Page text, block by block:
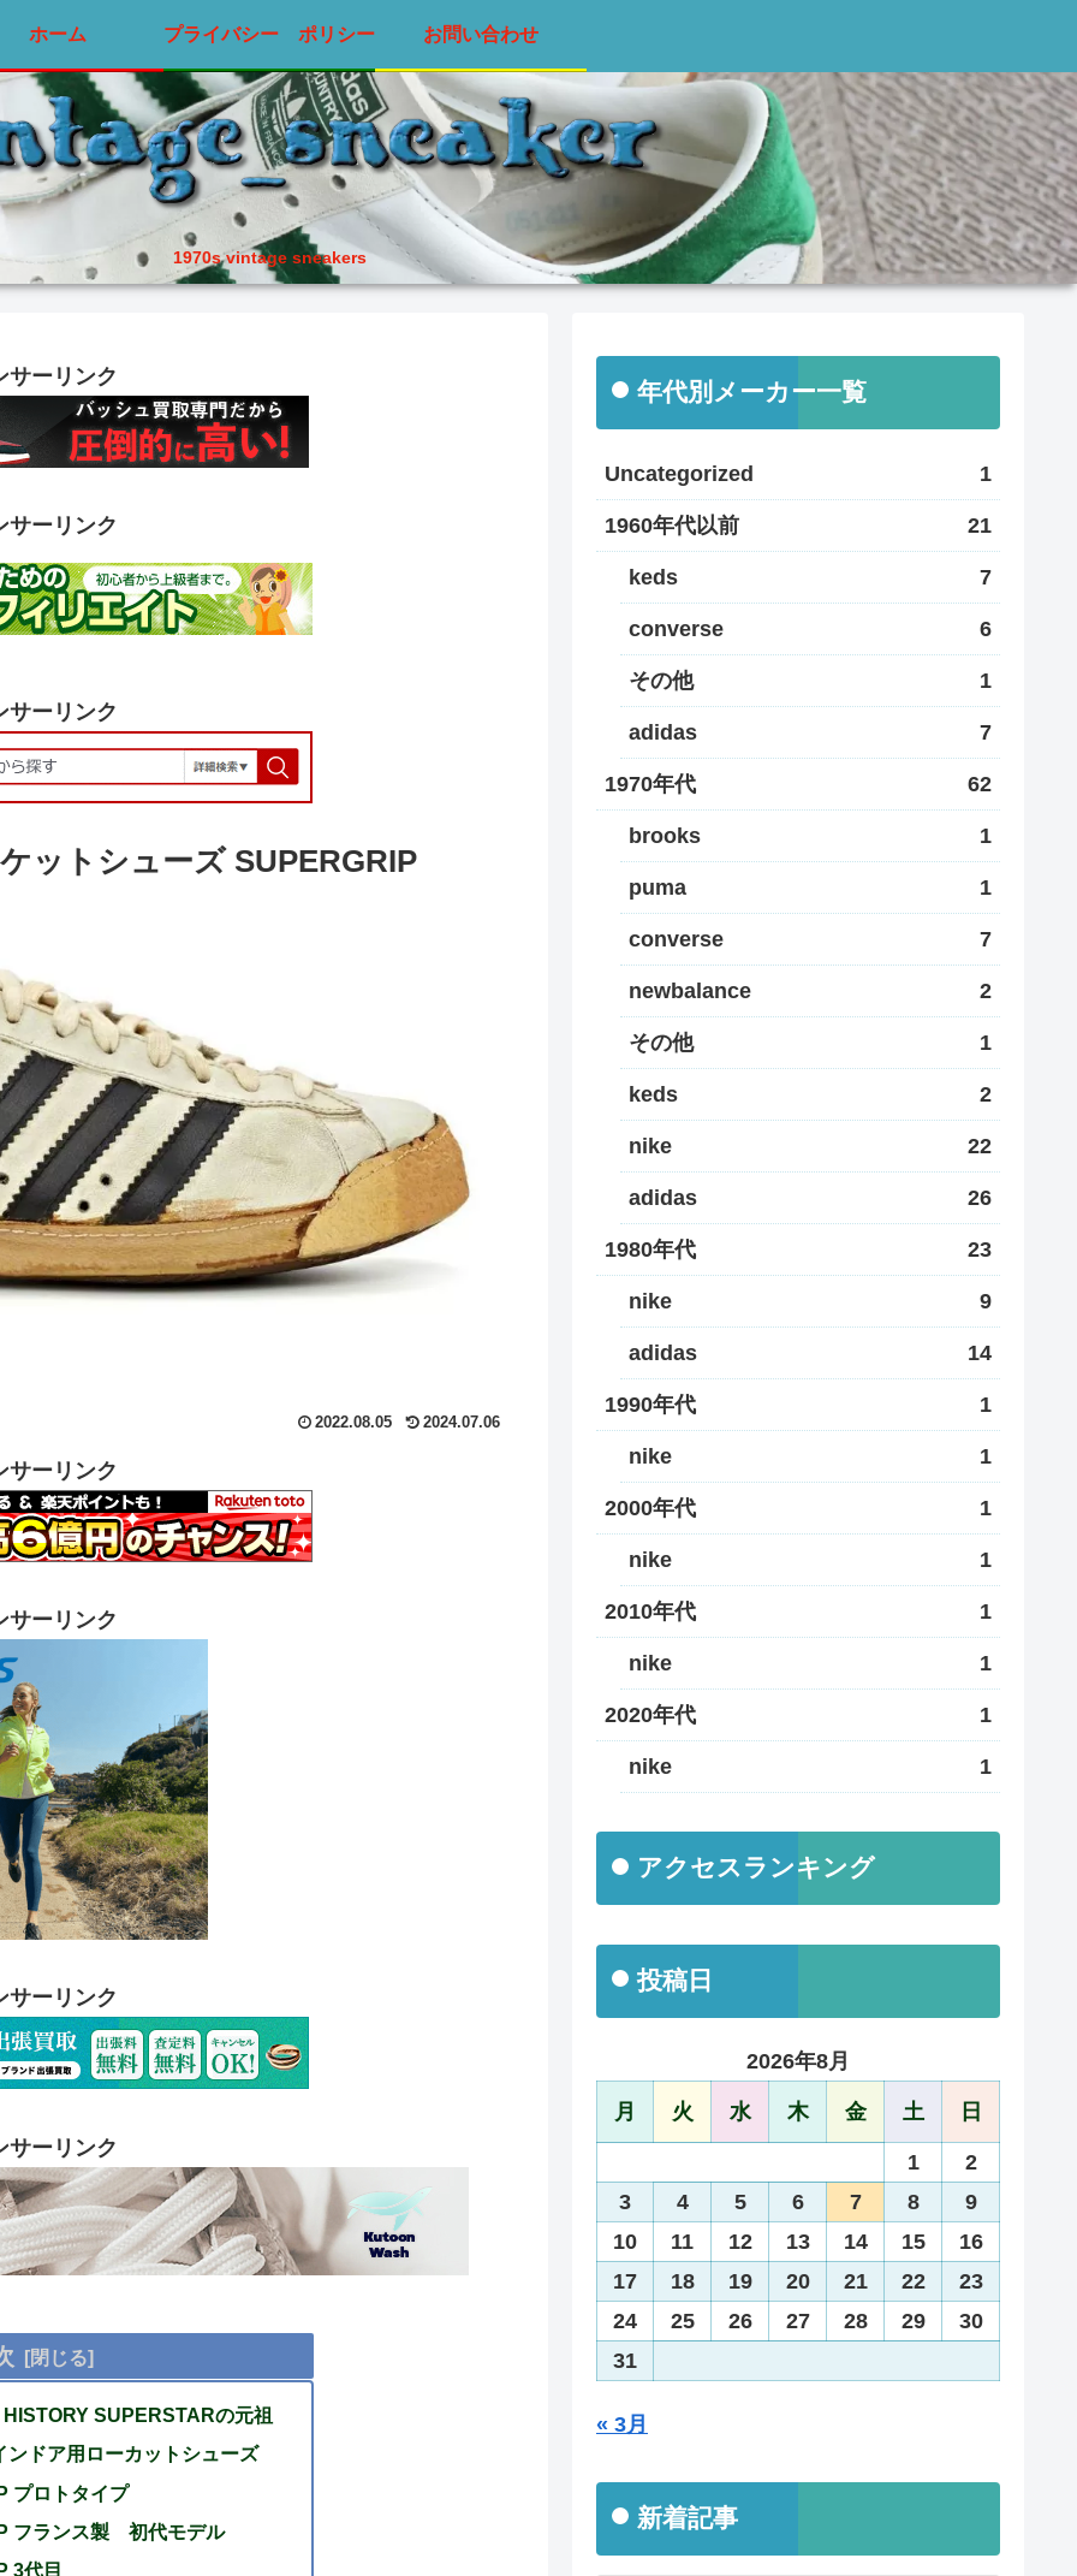
1970s vintage sneakers
ホーム プライバシー ポリシー お問い合わせ
サーリンク
サーリンク
サーリンク
ットシューズ SUPERGRIP
2022.08.05 2024.07.06
サーリンク
サーリンク
サーリンク
サーリンク
SUPERSTARの元祖
ンドア用ローカットシューズ
プロトタイプ
フランス製 初代モデル
3代目
年代別メーカー一覧
Uncategorized 1
1960年代以前 21
keds 7
converse 6
その他 1
adidas 7
1970年代 62
brooks 1
puma 1
converse 7
newbalance 2
その他 1
keds 2
nike 22
adidas 26
1980年代 23
nike 9
adidas 14
1990年代 1
nike 1
2000年代 1
nike 1
2010年代 1
nike 1
2020年代 1
nike 1
アクセスランキング
投稿日
2026年8月
月 火 水 木 金 土 日
1
2
3
4 5 6 7 8
9
10
11 12 13 14 15
16
17
18 19 20 21 22
23
24
25 26 27 28 29
30
31
« 3月
新着記事